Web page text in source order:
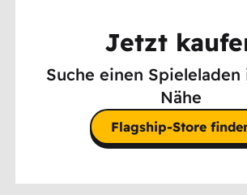
Jetzt
Suche einen
Nähe
Flagship-Store